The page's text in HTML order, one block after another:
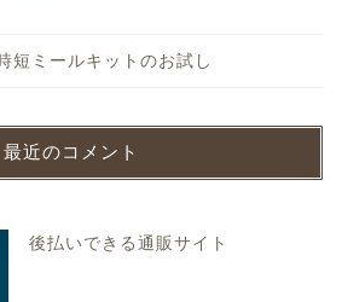
短ミールキットのお試し
最近のコメント
後払いできる通販サイト